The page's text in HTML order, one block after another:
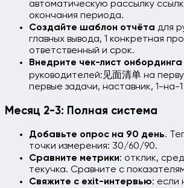
автоматическую рассылку
окончания периода.
Создайте шаблон отчёта для
главных вывода, 1 конкретная
ответственный и срок.
Внедрите чек-лист онбординга
руководителей:见面清单 на
первые задачи, наставник, 1-на-
Месяц 2-3: Полная система
Добавьте опрос на 90 день.
точки измерения: 30/60/90.
Сравните метрики: отклик,
текучка. Сравните с
Свяжите с exit-интервью: если